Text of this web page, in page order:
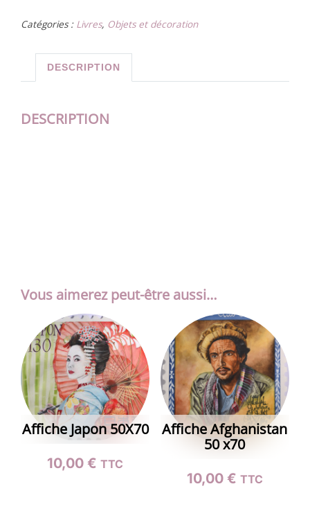
"Vestiges
Catégories : Livres, Objets et décoration
DESCRIPTION
DESCRIPTION
Vous aimerez peut-être aussi…
Affiche Japon 50X70
10,00€ TTC
Affiche Afghanistan
50 x70
10,00 € TTC